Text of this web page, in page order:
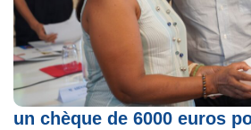
Solidarité pour les sinistrés
un chèque de 6000 euros